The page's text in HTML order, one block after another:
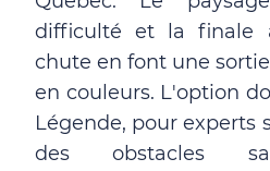
difficulté et la finale
chute en font une
en couleurs. L'option
Légende, pour experts
des obstacles